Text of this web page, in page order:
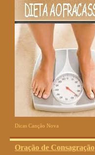
Dicas Canção Nova
Oração de Consagração